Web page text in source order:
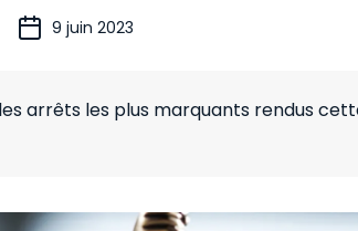
9 juin 2023
arrêts les plus marquants rendus